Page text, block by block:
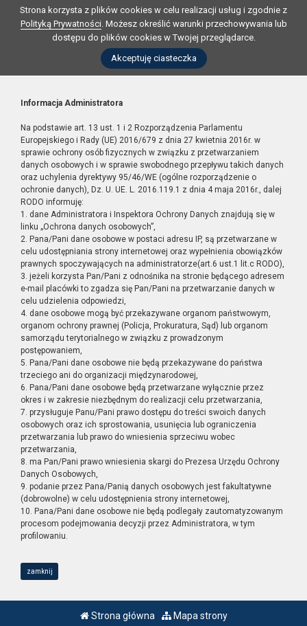
Strona korzysta z plików cookies w celu realizacji usług i zgodnie z
Polityką Prywatności. Możesz określić warunki przechowywania lub
dostępu do plików cookies w Twojej przeglądarce.
Akceptuję ciasteczka
Informacja Administratora
Na podstawie art. 13 ust. 1 i 2 Rozporządzenia Parlamentu
Europejskiego i Rady (UE) 2016/679 z dnia 27 kwietnia 2016r. w
sprawie ochrony osób fizycznych w związku z przetwarzaniem
danych osobowych i w sprawie swobodnego przepływu takich danych
oraz uchylenia dyrektywy 95/46/WE (ogólne rozporządzenie o
ochronie danych), Dz. U. UE. L. 2016.119.1 z dnia 4 maja 2016r., dalej
RODO informuję:
1. dane Administratora i Inspektora Ochrony Danych znajdują się w
linku „Ochrona danych osobowych”,
2. Pana/Pani dane osobowe w postaci adresu IP, są przetwarzane w
celu udostępniania strony internetowej oraz wypełnienia obowiązków
prawnych spoczywających na administratorze(art.6 ust.1 lit.c RODO),
3. jeżeli korzysta Pan/Pani z odnośnika na stronie będącego adresem
e-mail placówki to zgadza się Pan/Pani na przetwarzanie danych w
celu udzielenia odpowiedzi,
4. dane osobowe mogą być przekazywane organom państwowym,
organom ochrony prawnej (Policja, Prokuratura, Sąd) lub organom
samorządu terytorialnego w związku z prowadzonym
postępowaniem,
5. Pana/Pani dane osobowe nie będą przekazywane do państwa
trzeciego ani do organizacji międzynarodowej,
6. Pana/Pani dane osobowe będą przetwarzane wyłącznie przez
okres i w zakresie niezbędnym do realizacji celu przetwarzania,
7. przysługuje Panu/Pani prawo dostępu do treści swoich danych
osobowych oraz ich sprostowania, usunięcia lub ograniczenia
przetwarzania lub prawo do wniesienia sprzeciwu wobec
przetwarzania,
8. ma Pan/Pani prawo wniesienia skargi do Prezesa Urzędu Ochrony
Danych Osobowych,
9. podanie przez Pana/Panią danych osobowych jest fakultatywne
(dobrowolne) w celu udostępnienia strony internetowej,
10. Pana/Pani dane osobowe nie będą podlegały zautomatyzowanym
procesom podejmowania decyzji przez Administratora, w tym
profilowaniu.
zamknij
Strona główna Mapa strony